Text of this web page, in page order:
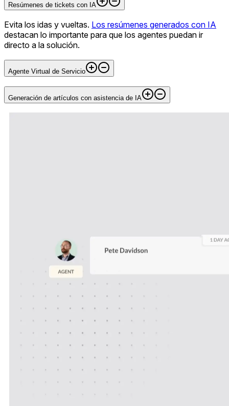
Resúmenes de tickets con IA
Evita los idas y vueltas. Los resúmenes generados con IA
destacan lo importante para que los agentes puedan ir
directo a la solución.
Agente Virtual de Servicio
Generación de artículos con asistencia de IA